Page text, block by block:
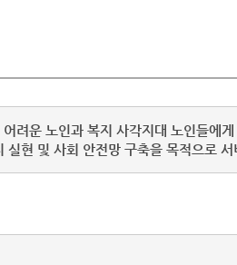
려운 노인과 복지 사각지대 노인들에
현 및 사회 안전망 구축을 목적으로 서